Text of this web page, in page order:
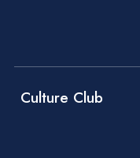
Culture Club